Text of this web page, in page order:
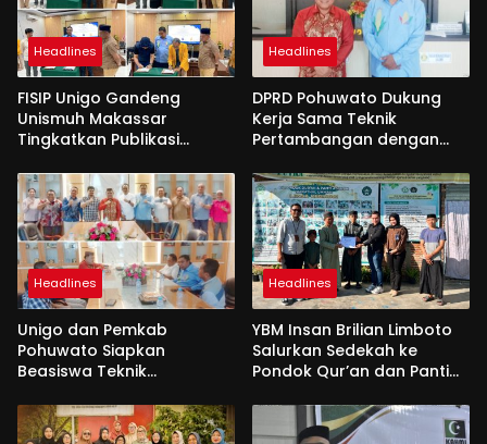
Headlines
FISIP Unigo Gandeng
Unismuh Makassar
Tingkatkan Publikasi
Headlines
DPRD Pohuwato Dukung
Kerja Sama Teknik
Pertambangan dengan
Headlines
Unigo dan Pemkab
Pohuwato Siapkan
Beasiswa Teknik
Headlines
YBM Insan Brilian Limboto
Salurkan Sedekah ke
Pondok Qur’an dan Panti